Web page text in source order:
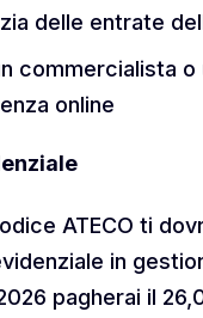
delle entrate
commercialista o
online
ATECO ti
in
pagherai il